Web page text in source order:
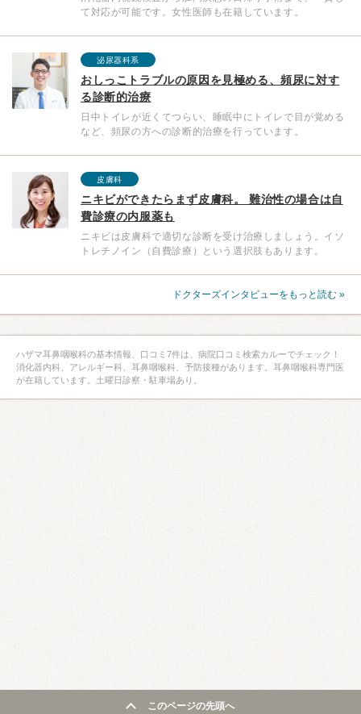
て対応が可能です。女性医師も在籍しています。
泌尿器科系
おしっこトラブルの原因を見極める、頻尿に対す
る診断的治療
日中トイレが近くてつらい、睡眠中にトイレで目が覚める
など、頻尿の方への診断的治療を行っています。
皮膚科
ニキビができたらまず皮膚科。 難治性の場合は自
費診療の内服薬も
ニキビは皮膚科で適切な診断を受け治療しましょう。イソ
トレチノイン（自費診療）という選択肢もあります。
ドクターズインタビューをもっと読む »
ハザマ耳鼻咽喉科の基本情報、口コミ7件は、病院口コミ検索カルーでチェック！
消化器内科、アレルギー科、耳鼻咽喉科、予防接種があります。耳鼻咽喉科専門医
が在籍しています。土曜日診察・駐車場あり。
このページの先頭へ